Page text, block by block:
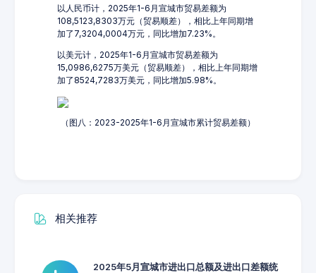
以人民币计，2025年1-6月宣城市贸易差额为
108,5123,8303万元（贸易顺差），相比上年同期增
加了7,3204,0004万元，同比增加7.23%。
以美元计，2025年1-6月宣城市贸易差额为
15,0986,6275万美元（贸易顺差），相比上年同期增
加了8524,7283万美元，同比增加5.98%。
（图八：2023-2025年1-6月宣城市累计贸易差额）
相关推荐
2025年5月宣城市进出口总额及进出口差额统